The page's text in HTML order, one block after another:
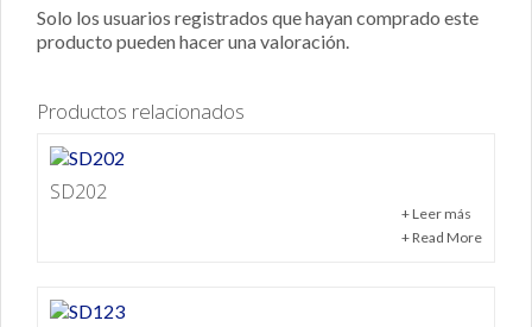
Solo los usuarios registrados que hayan comprado este
producto pueden hacer una valoración.
Productos relacionados
SD202
+ Leer más
+ Read More